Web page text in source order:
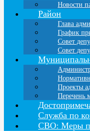
Новости
Район
Глава
График
Совет
Совет
Проекты
Перечень
Служба по
СВО: Меры